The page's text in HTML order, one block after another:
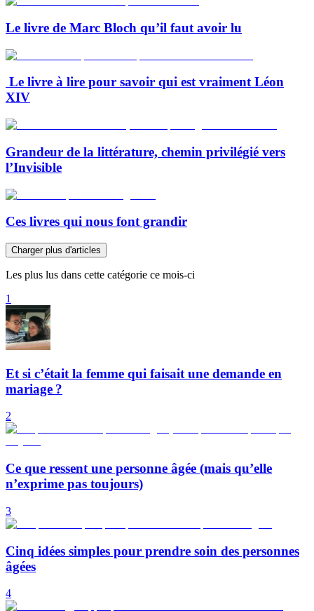
Le livre de Marc Bloch qu’il faut avoir lu
Le livre à lire pour savoir qui est vraiment Léon
XIV
Grandeur de la littérature, chemin privilégié vers
l’Invisible
Ces livres qui nous font grandir
Charger plus d'articles
Les plus lus dans cette catégorie ce mois-ci
1
Et si c’était la femme qui faisait une demande en
mariage ?
2
Ce que ressent une personne âgée (mais qu’elle
n’exprime pas toujours)
3
Cinq idées simples pour prendre soin des personnes
âgées
4